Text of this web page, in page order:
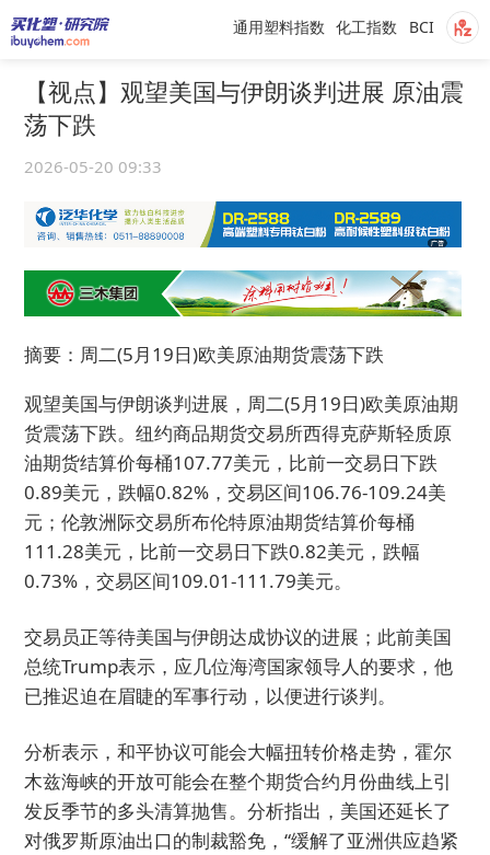
BCI
化工指数
通用塑料指数
【视点】观望美国与伊朗谈判进展 原油震
荡下跌
2026-05-20 09:33
摘要：周二(5月19日)欧美原油期货震荡下跌
观望美国与伊朗谈判进展，周二(5月19日)欧美原油期
货震荡下跌。纽约商品期货交易所西得克萨斯轻质原
油期货结算价每桶107.77美元，比前一交易日下跌
0.89美元，跌幅0.82%，交易区间106.76-109.24美
元；伦敦洲际交易所布伦特原油期货结算价每桶
111.28美元，比前一交易日下跌0.82美元，跌幅
0.73%，交易区间109.01-111.79美元。
交易员正等待美国与伊朗达成协议的进展；此前美国
总统Trump表示，应几位海湾国家领导人的要求，他
已推迟迫在眉睫的军事行动，以便进行谈判。
分析表示，和平协议可能会大幅扭转价格走势，霍尔
木兹海峡的开放可能会在整个期货合约月份曲线上引
发反季节的多头清算抛售。分析指出，美国还延长了
对俄罗斯原油出口的制裁豁免，“缓解了亚洲供应趋紧